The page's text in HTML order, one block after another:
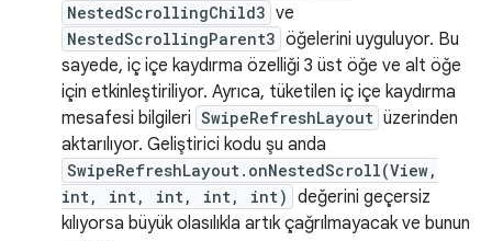
NestedScrollingChild3 ve
NestedScrollingParent3 öğelerini uyguluyor. Bu
sayede, iç içe kaydırma özelliği 3 üst öğe ve alt öğe
için etkinleştiriliyor. Ayrıca, tüketilen iç içe kaydırma
mesafesi bilgileri SwipeRefreshLayout üzerinden
aktarılıyor. Geliştirici kodu şu anda
SwipeRefreshLayout.onNestedScroll(View,
int, int, int, int, int) değerini geçersiz
kılıyorsa büyük olasılıkla artık çağrılmayacak ve bunun